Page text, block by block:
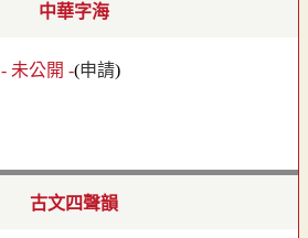
中華字海
- 未公開 -(申請)
古文四聲韻